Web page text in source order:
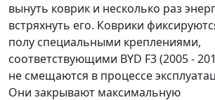
вынуть коврик и несколько раз
встряхнуть его. Коврики
полу специальными креплениями,
соответствующими BYD F3 (2005 -
не смещаются в процессе
Они закрывают максимальную